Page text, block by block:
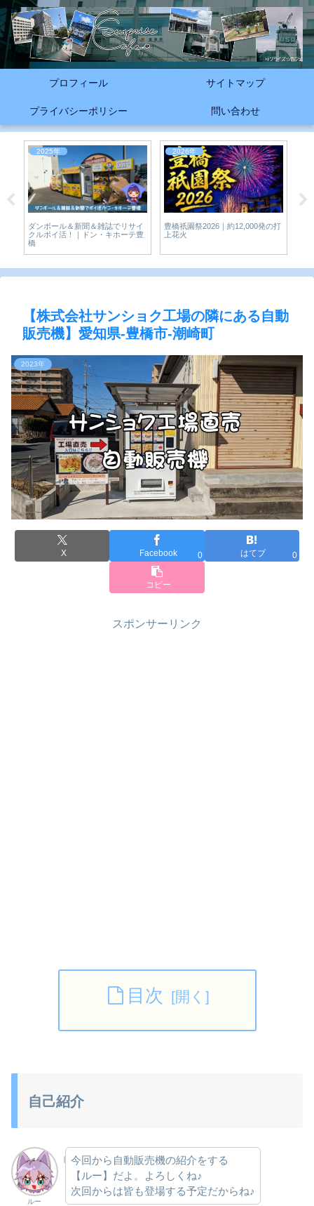
プロフィール サイトマップ
プライバシーポリシー 問い合わせ
2025年
ダンボール＆新聞＆雑誌でリサイ
クルポイ活！｜ドン・キホーテ豊
橋
2026年
豊橋祇園祭2026｜約12,000発の打
上花火
【株式会社サンショク工場の隣にある自動
販売機】愛知県-豊橋市-潮崎町
2023年
X Facebook 0 はてブ 0
コピー
スポンサーリンク
目次
自己紹介
ルー
今回から自動販売機の紹介をする
【ルー】だよ。よろしくね♪
次回からは皆も登場する予定だからね♪